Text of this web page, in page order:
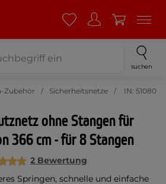
suchen
Zubehör Sicherheitsnetze IN: S1080
ohne Stangen für
366 cm - für 8 Stangen
2 Bewertung
Springen, schnelle und einfache